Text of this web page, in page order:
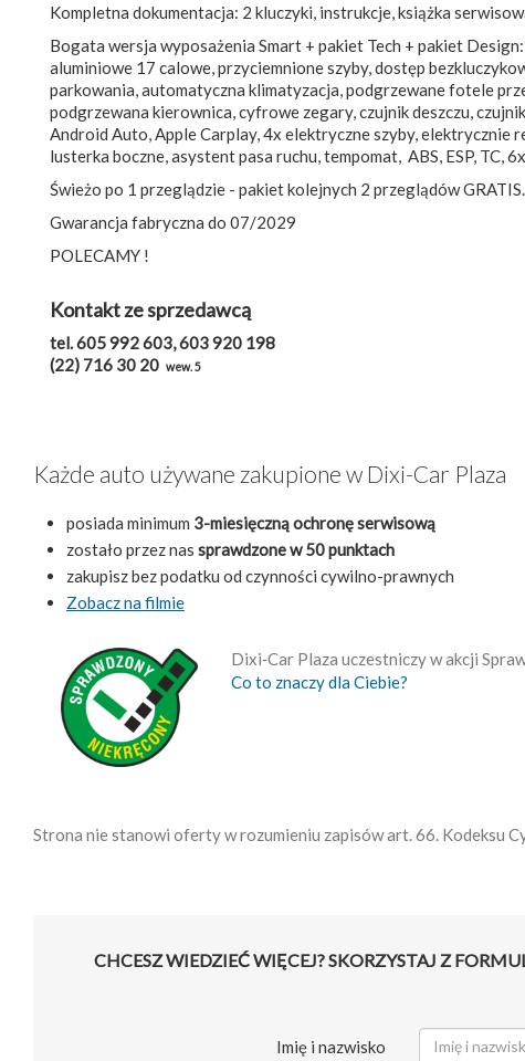
Kompletna dokumentacja: 2 kluczyki, instrukcje, książka
Bogata wersja wyposażenia Smart + pakiet Tech + pakiet
aluminiowe 17 calowe, przyciemnione szyby, dostęp
parkowania, automatyczna klimatyzacja, podgrzewane fotele
podgrzewana kierownica, cyfrowe zegary, czujnik deszczu,
Android Auto, Apple Carplay, 4x elektryczne szyby, elektrycznie
lusterka boczne, asystent pasa ruchu, tempomat, ABS, ESP, TC,
Świeżo po 1 przeglądzie - pakiet kolejnych 2 przeglądów GRATIS.
Gwarancja fabryczna do 07/2029
POLECAMY !
Kontakt ze sprzedawcą
tel. 605 992 603, 603 920 198
(22) 716 30 20 wew. 5
Każde auto używane zakupione w Dixi-Car Plaza
posiada minimum 3-miesięczną ochronę serwisową
zostało przez nas sprawdzone w 50 punktach
zakupisz bez podatku od czynności cywilno-prawnych
Zobacz na filmie
Dixi‑Car Plaza uczestniczy w akcji
Co to znaczy dla Ciebie?
Strona nie stanowi oferty w rozumieniu zapisów art. 66. Kodeksu
CHCESZ WIEDZIEĆ WIĘCEJ? SKORZYSTAJ Z
Imię i nazwisko